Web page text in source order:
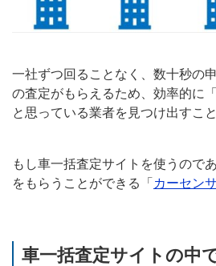
一社ずつ回ることなく、数十秒の
の査定がもらえるため、効率的に
と思っている業者を見つけ出すこ
もし車一括査定サイトを使うので
をもらうことができる「 カーセン
車一括査定サイトの中